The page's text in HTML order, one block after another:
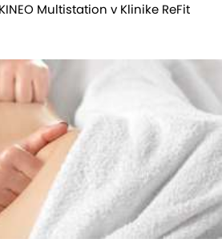
Multistation v Klinike ReFit